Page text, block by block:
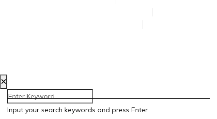
Input your search keywords and press Enter.